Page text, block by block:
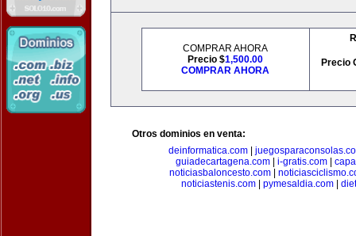
COMPRAR AHORA
Precio $1,500.00
COMPRAR AHORA
Precio
Otros dominios en venta:
deinformatica.com
guiadecartagena.com| i-gratis.com|
noticiasbaloncesto.com
noticiastenis.com
pymesaldia.com